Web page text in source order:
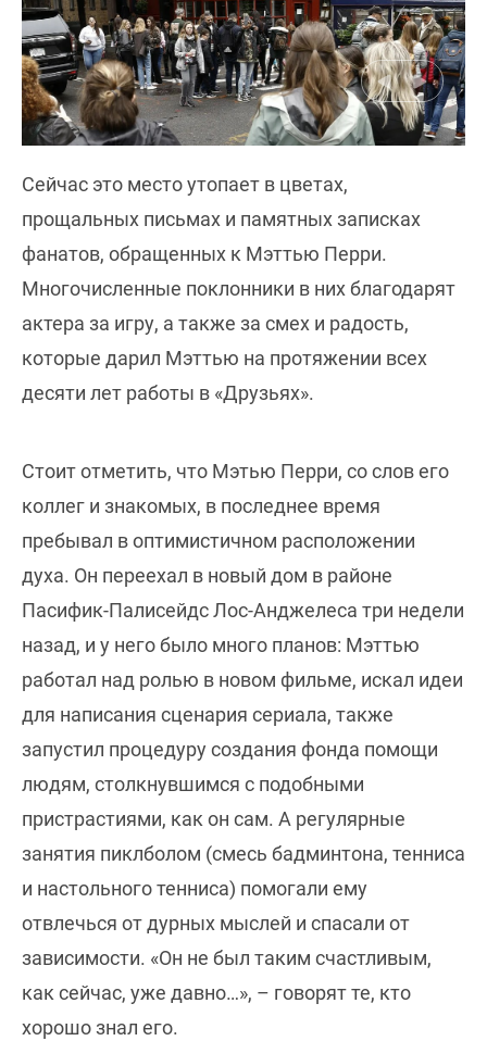
Сейчас это место утопает в цветах,
прощальных письмах и памятных записках
фанатов, обращенных к Мэттью Перри.
Многочисленные поклонники в них благодарят
актера за игру, а также за смех и радость,
которые дарил Мэттью на протяжении всех
десяти лет работы в «Друзьях».
Стоит отметить, что Мэтью Перри, со слов его
коллег и знакомых, в последнее время
пребывал в оптимистичном расположении
духа. Он переехал в новый дом в районе
Пасифик-Палисейдс Лос-Анджелеса три недели
назад, и у него было много планов: Мэттью
работал над ролью в новом фильме, искал идеи
для написания сценария сериала, также
запустил процедуру создания фонда помощи
людям, столкнувшимся с подобными
пристрастиями, как он сам. А регулярные
занятия пиклболом (смесь бадминтона, тенниса
и настольного тенниса) помогали ему
отвлечься от дурных мыслей и спасали от
зависимости. «Он не был таким счастливым,
как сейчас, уже давно…», – говорят те, кто
хорошо знал его.